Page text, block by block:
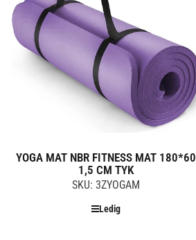
YOGA MAT NBR FITNESS MAT 180*60
1,5 CM TYK
SKU: 3ZYOGAM
Ledig